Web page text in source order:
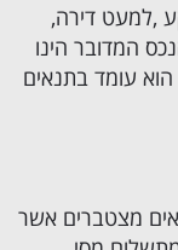
,למעט דירה,
המדובר הינו
עומד בתנאים
תנאים מצטברים אשר